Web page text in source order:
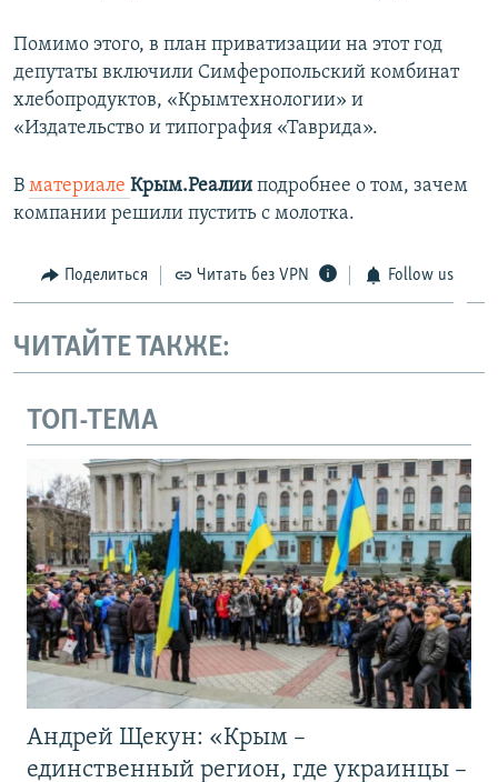
Помимо этого, в план приватизации на этот год
депутаты включили Симферопольский комбинат
хлебопродуктов, «Крымтехнологии» и
«Издательство и типография «Таврида».
В материале Крым.Реалии подробнее о том, зачем
компании решили пустить с молотка.
Поделиться Читать без VPN Follow us
ЧИТАЙТЕ ТАКЖЕ:
ТОП-ТЕМА
Андрей Щекун: «Крым –
единственный регион, где украинцы –